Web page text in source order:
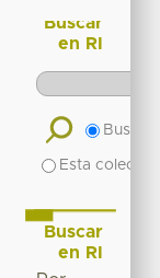
Buscar
en RI
Buscar
Esta
Buscar
en RI